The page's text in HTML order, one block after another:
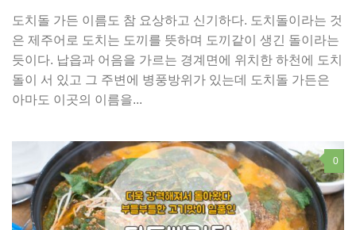
도치돌 가든 이름도 참 요상하고 신기하다. 도치돌이라는 것
은 제주어로 도치는 도끼를 뜻하며 도끼같이 생긴 돌이라는
듯이다. 납읍과 어음을 가르는 경계면에 위치한 하천에 도치
돌이 서 있고 그 주변에 병풍방위가 있는데 도치돌 가든은
아마도 이곳의 이름을...
0